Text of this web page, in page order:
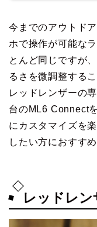
今までのアウトド
ホで操作が可能な
とんど同じですが
るさを微調整する
レッドレンザーの
台のML6 Connect
にカスタマイズを
したい方におすすめ
レッドレ